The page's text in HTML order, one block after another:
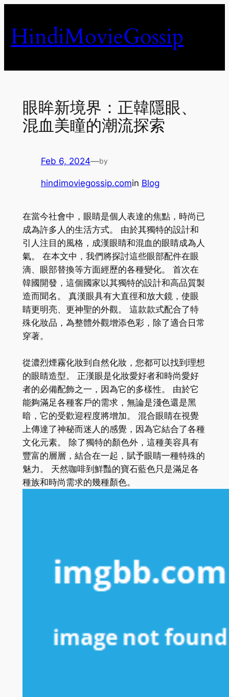
content
HindiMovieGossip
眼眸新境界：正韓隱眼、
混血美瞳的潮流探索
Feb 6, 2024—by
hindimoviegossip.comin Blog
在當今社會中，眼睛是個人表達的焦點，時尚已
成為許多人的生活方式。 由於其獨特的設計和
引人注目的風格，成漢眼睛和混血的眼睛成為人
氣。 在本文中，我們將探討這些眼部配件在眼
滴、眼部替換等方面經歷的各種變化。 首次在
韓國開發，這個國家以其獨特的設計和高品質製
造而聞名。 真漢眼具有大直徑和放大鏡，使眼
睛更明亮、更神聖的外觀。 這款款式配合了特
殊化妝品，為整體外觀增添色彩，除了適合日常
穿著。
從濃烈煙霧化妝到自然化妝，您都可以找到理想
的眼睛造型。 正漢眼是化妝愛好者和時尚愛好
者的必備配飾之一，因為它的多樣性。 由於它
能夠滿足各種客戶的需求，無論是淺色還是黑
暗，它的受歡迎程度將增加。 混合眼睛在視覺
上傳達了神秘而迷人的感覺，因為它結合了各種
文化元素。 除了獨特的顏色外，這種美容具有
豐富的層層，結合在一起，賦予眼睛一種特殊的
魅力。 天然咖啡到鮮豔的寶石藍色只是滿足各
種族和時尚需求的幾種顏色。